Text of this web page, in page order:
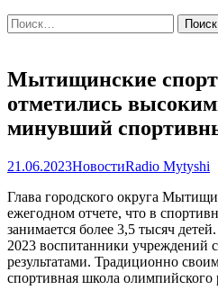
Найти:
Мытищинские
отметились
минувший
21.06.2023НовостиRadio Mytyshi
Глава городского округа
ежегодном отчете, что в
занимается более 3,5 тысяч
2023 воспитанники учреждений
результатами. Традиционно
спортивная школа олимпийского